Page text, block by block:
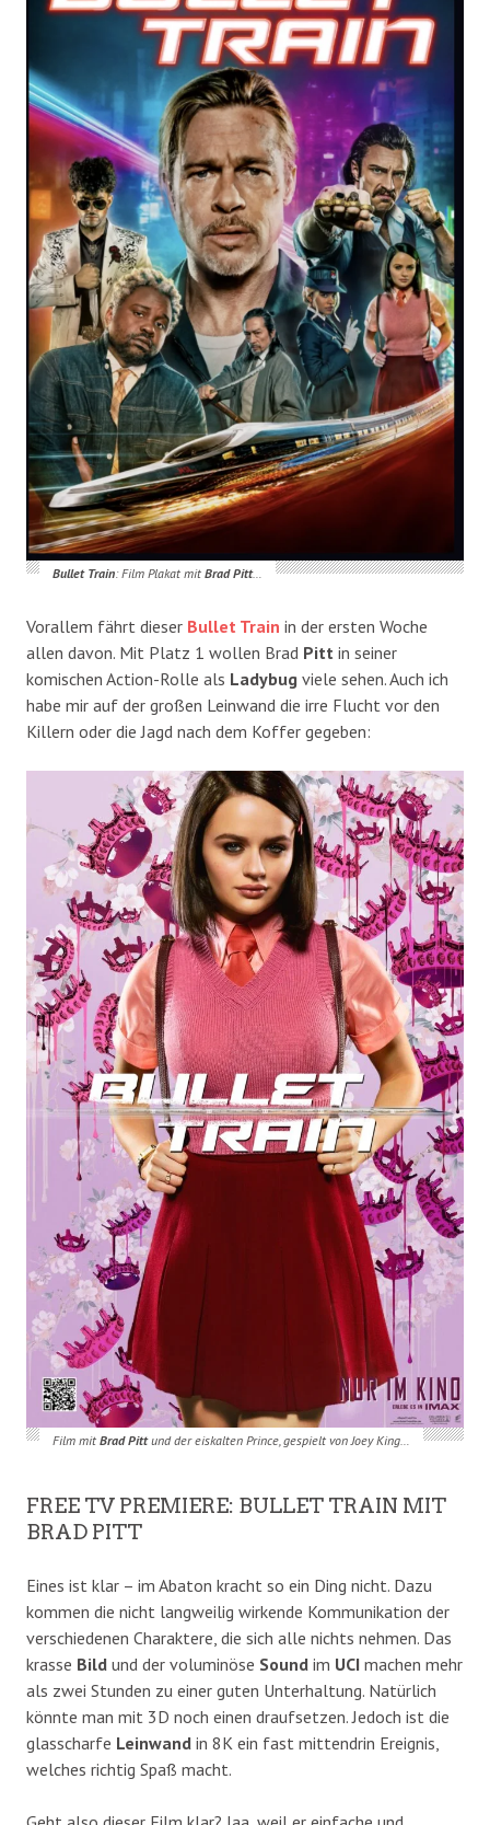
Bullet Train: Film Plakat mit Brad Pitt…
Vorallem fährt dieser Bullet Train in der ersten Woche
allen davon. Mit Platz 1 wollen Brad Pitt in seiner
komischen Action-Rolle als Ladybug viele sehen. Auch ich
habe mir auf der großen Leinwand die irre Flucht vor den
Killern oder die Jagd nach dem Koffer gegeben:
Film mit Brad Pittund der eiskalten Prince, gespielt von Joey King…
FREE TV PREMIERE: BULLET TRAIN MIT
BRAD PITT
Eines ist klar – im Abaton kracht so ein Ding nicht. Dazu
kommen die nicht langweilig wirkende Kommunikation der
verschiedenen Charaktere, die sich alle nichts nehmen. Das
krasse Bild und der voluminöse Sound im UCI machen mehr
als zwei Stunden zu einer guten Unterhaltung. Natürlich
könnte man mit 3D noch einen draufsetzen. Jedoch ist die
glasscharfe Leinwand in 8K ein fast mittendrin Ereignis,
welches richtig Spaß macht.